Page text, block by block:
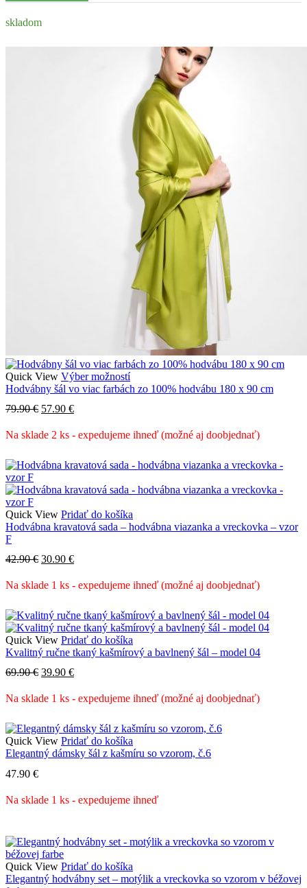
skladom
Quick View Výber možnostíTento
produkt
Možnosti
môžete
na
produktu.
Hodvábny šál vo viac farbách zo 100% hodvábu 180 x 90 cm
79.90€ Pôvodná
bola:
57.90 €Aktuálna
je:
Na sklade 2 ks - expedujeme ihneď (možné aj doobjednať)
Quick View Pridať do košíka
Hodvábna kravatová sada – hodvábna viazanka a vreckovka – vzor
F
42.90€ Pôvodná
bola:
30.90 €Aktuálna
je:
Na sklade 1 ks - expedujeme ihneď (možné aj doobjednať)
Quick View Pridať do košíka
Kvalitný ručne tkaný kašmírový a bavlnený šál – model 04
69.90€ Pôvodná
bola:
39.90 €Aktuálna
je:
Na sklade 1 ks - expedujeme ihneď (možné aj doobjednať)
Quick View Pridať do košíka
Elegantný dámsky šál z kašmíru so vzorom, č.6
47.90 €
Na sklade 1 ks - expedujeme ihneď
Quick View Pridať do košíka
Elegantný hodvábny set – motýlik a vreckovka so vzorom v béžovej